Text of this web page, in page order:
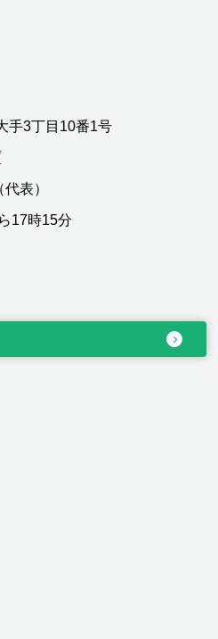
手3丁目10番1号
表）
17時15分